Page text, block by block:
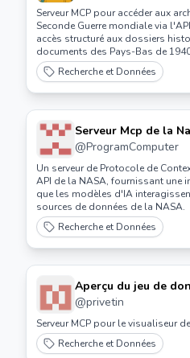
Serveur MCP pour accéder aux
Seconde Guerre mondiale via
accès structuré aux dossiers
documents des Pays-Bas de
Recherche et Données
Serveur Mcp de la
@ProgramComputer
Un serveur de Protocole de
API de la NASA, fournissant une
que les modèles d'IA
sources de données de la NASA.
Recherche et Données
Aperçu du jeu de
@privetin
Serveur MCP pour le visualiseur
Recherche et Données